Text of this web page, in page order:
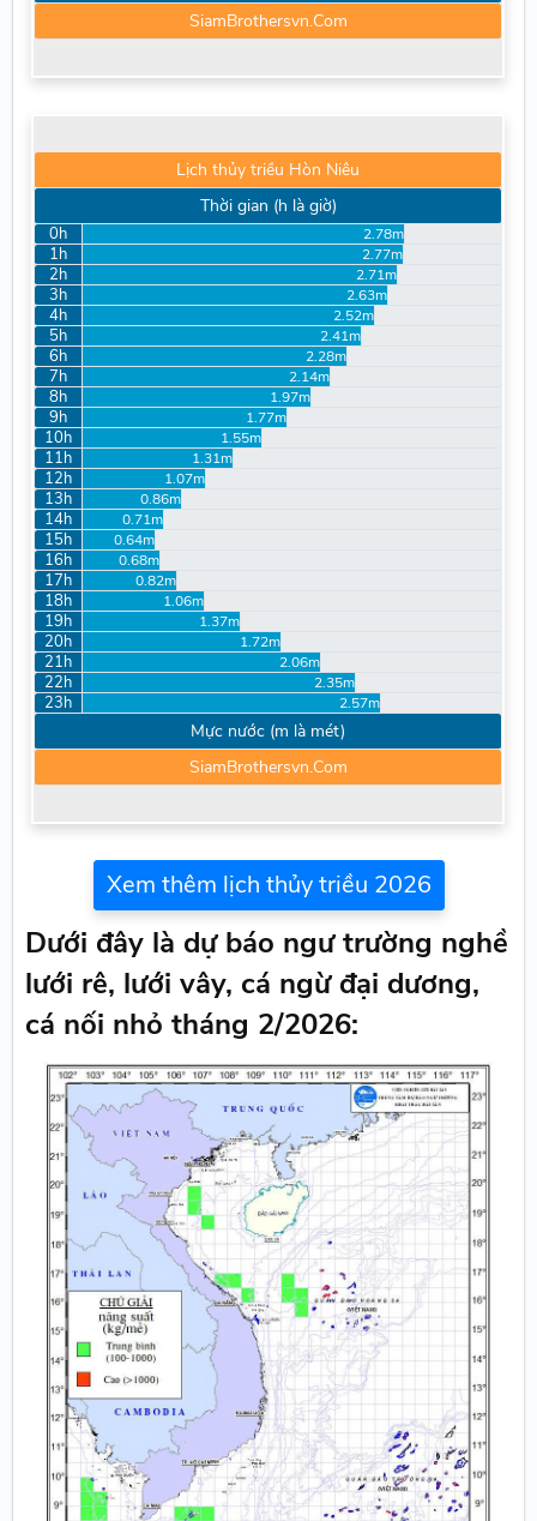
SiamBrothersvn.Com
Lịch thủy triều Hòn Niêu
Thời gian (h là giờ)
0h 2.78m
1h 2.77m
2h 2.71m
3h 2.63m
4h 2.52m
5h 2.41m
6h 2.28m
7h 2.14m
8h 1.97m
9h 1.77m
10h 1.55m
11h 1.31m
12h 1.07m
13h 0.86m
14h 0.71m
15h 0.64m
16h 0.68m
17h 0.82m
18h 1.06m
19h 1.37m
20h 1.72m
21h 2.06m
22h 2.35m
23h 2.57m
Mực nước (m là mét)
SiamBrothersvn.Com
Xem thêm lịch thủy triều 2026
Dưới đây là dự báo ngư trường nghề
lưới rê, lưới vây, cá ngừ đại dương,
cá nối nhỏ tháng 2/2026: